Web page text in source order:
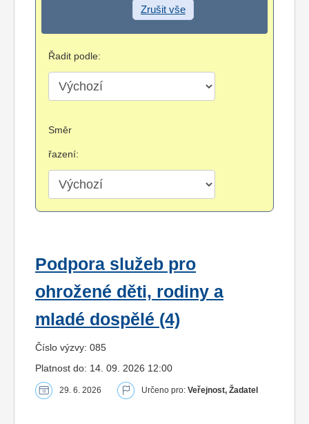
Zrušit vše
Řadit podle:
Směr
řazení:
Podpora služeb pro
ohrožené děti, rodiny a
mladé dospělé (4)
Číslo výzvy: 085
Platnost do: 14. 09. 2026 12:00
29. 6. 2026 Určeno pro: Veřejnost, Žadatel